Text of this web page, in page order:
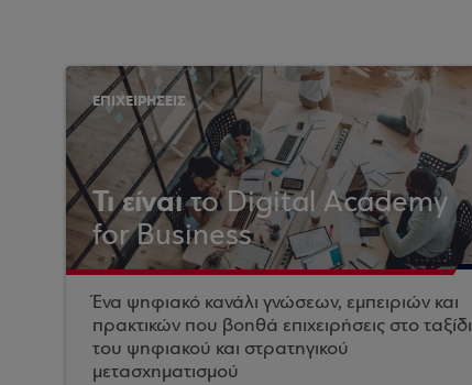
ΕΠΙΧΕΙΡΗΣΕΙΣ
Τι είναιτο Digital Academy
for Business
Ένα ψηφιακό κανάλι γνώσεων, εμπειριών και
πρακτικών που βοηθά επιχειρήσεις στο ταξίδι
του ψηφιακού και στρατηγικού
μετασχηματισμού